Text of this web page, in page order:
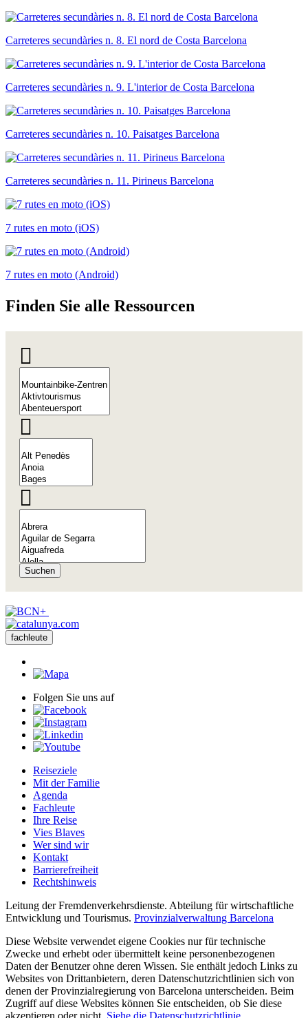
Carreteres secundàries n. 8. El nord de Costa Barcelona
Carreteres secundàries n. 9. L'interior de Costa Barcelona
Carreteres secundàries n. 10. Paisatges Barcelona
Carreteres secundàries n. 11. Pirineus Barcelona
7 rutes en moto (iOS)
7 rutes en moto (Android)
Finden Sie alle Ressourcen
Suchen
fachleute
Folgen Sie uns auf
Reiseziele
Mit der Familie
Agenda
Fachleute
Ihre Reise
Vies Blaves
Wer sind wir
Kontakt
Barrierefreiheit
Rechtshinweis
Leitung der Fremdenverkehrsdienste. Abteilung für wirtschaftliche
Entwicklung und Tourismus. Provinzialverwaltung Barcelona
Diese Website verwendet eigene Cookies nur für technische
Zwecke und erhebt oder übermittelt keine personenbezogenen
Daten der Benutzer ohne deren Wissen. Sie enthält jedoch Links zu
Websites von Drittanbietern, deren Datenschutzrichtlinien sich von
denen der Provinzialregierung von Barcelona unterscheiden. Beim
Zugriff auf diese Websites können Sie entscheiden, ob Sie diese
akzeptieren oder nicht. Siehe die Datenschutzrichtlinie